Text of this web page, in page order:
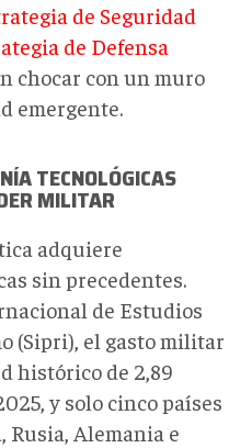
de Seguridad
de Defensa
chocar con un muro
emergente.
TECNOLÓGICAS
MILITAR
adquiere
sin precedentes.
de Estudios
(Sipri), el gasto militar
histórico de 2,89
y solo cinco países
Rusia, Alemania e